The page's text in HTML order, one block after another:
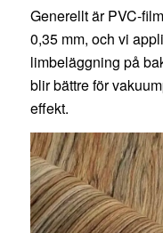
Generellt är PVC-
0,35 mm, och vi
limbeläggning på
blir bättre för
effekt.